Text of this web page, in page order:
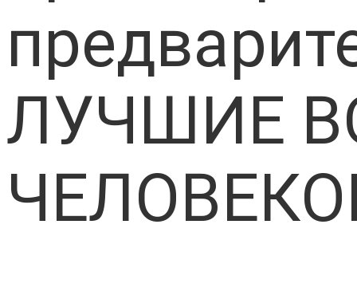
ЛУЧШИЕ